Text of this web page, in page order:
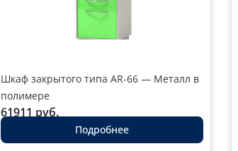
Шкаф закрытого типа AR-66 — Металл в
полимере
61911 руб.
Подробнее